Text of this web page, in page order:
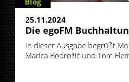
25.11.2024
Die egoFM
In dieser Ausgabe begrüßt
Marica Bodrožić und Tom